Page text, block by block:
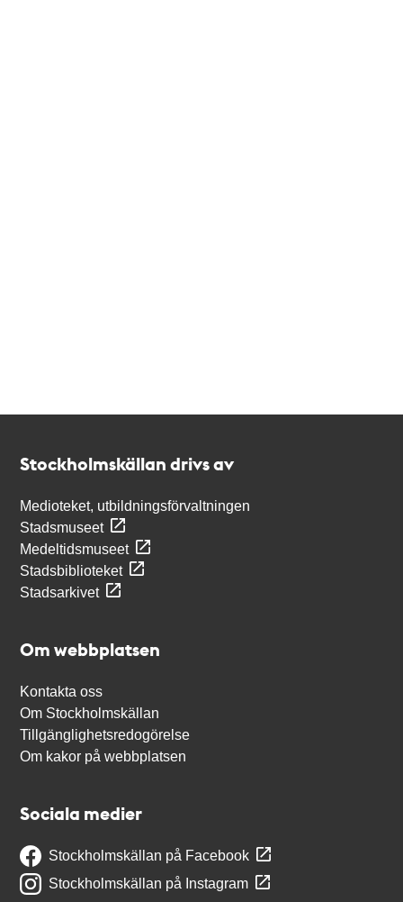
Stockholmskällan drivs av
Medioteket, utbildningsförvaltningen
Stadsmuseet
Medeltidsmuseet
Stadsbiblioteket
Stadsarkivet
Om webbplatsen
Kontakta oss
Om Stockholmskällan
Tillgänglighetsredogörelse
Om kakor på webbplatsen
Sociala medier
Stockholmskällan på Facebook
Stockholmskällan på Instagram